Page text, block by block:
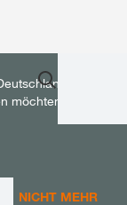
möchten,
NICHT MEHR